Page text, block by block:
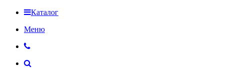
Каталог
Меню